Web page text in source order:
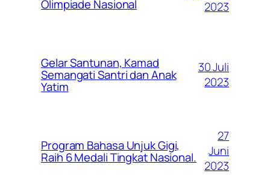
Olimpiade Nasional
2023
Gelar Santunan, Kamad
Semangati Santri dan Anak
Yatim
30 Juli
2023
Program Bahasa Unjuk Gigi,
Raih 6 Medali Tingkat Nasional.
27
Juni
2023